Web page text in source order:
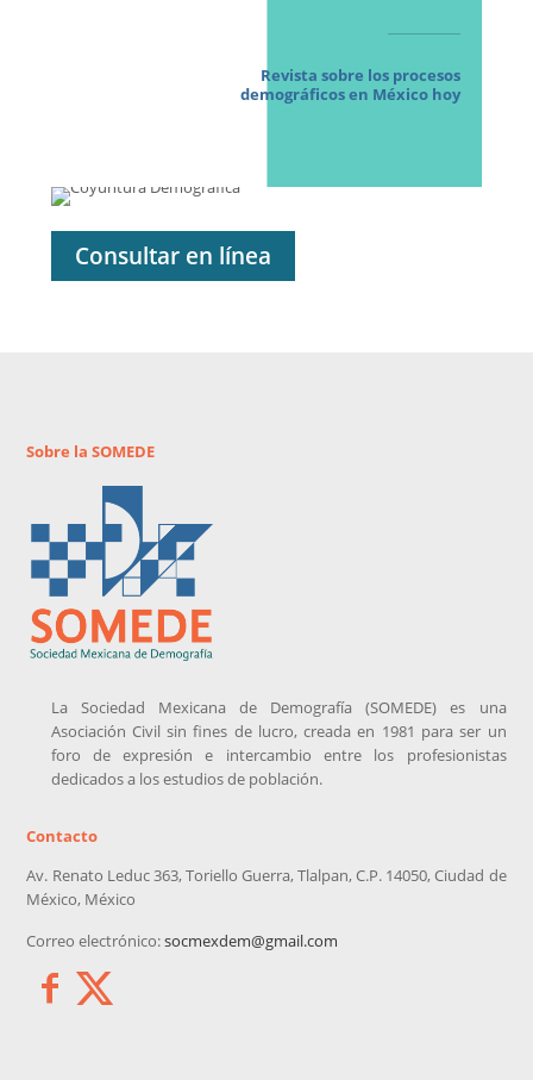
Revista sobre los procesos
demográficos en México hoy
Consultar en línea
Sobre la SOMEDE
La Sociedad Mexicana de Demografía (SOMEDE) es una
Asociación Civil sin fines de lucro, creada en 1981 para ser un
foro de expresión e intercambio entre los profesionistas
dedicados a los estudios de población.
Contacto
Av. Renato Leduc 363, Toriello Guerra, Tlalpan, C.P. 14050, Ciudad de
México, México
Correo electrónico:socmexdem@gmail.com